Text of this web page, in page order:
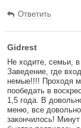
Ответить
Gidrest
Не ходите, семьи,
Заведение, где
немые!!!! Проходя
пообедать в
1,5 года. В
меню, все
закончилось!